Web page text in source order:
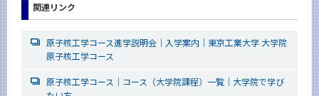
関連リンク
原子核工学コース進学説明会｜入学案内｜東京工業大学 大学院
原子核工学コース
原子核工学コース｜コース（大学院課程）一覧｜大学院で学び